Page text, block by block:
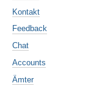
Kontakt
Feedback
Chat
Accounts
Ämter